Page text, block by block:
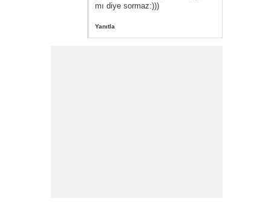
mı diye sormaz:)))
Yanıtla